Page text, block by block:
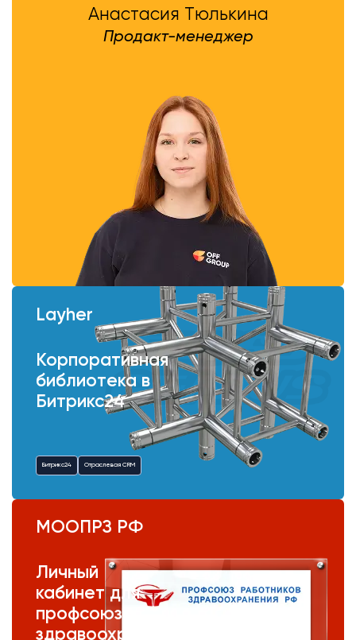
Анастасия Тюлькина
Продакт-менеджер
Layher
Корпоративная
библиотека в
Битрикс24
Битрикс24 Отраслевая CRM
МООПРЗ РФ
Личный
кабинет для
профсоюза
здравоохранения